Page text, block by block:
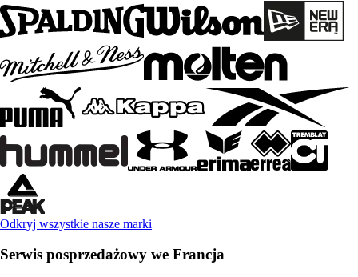
Odkryj wszystkie nasze marki
Serwis posprzedażowy we Francja